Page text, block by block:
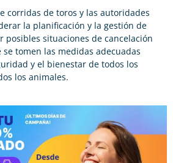
corridas de toros y las autoridades
la planificación y la gestión de
posibles situaciones de cancelación
tomen las medidas adecuadas
y el bienestar de todos los
los animales.